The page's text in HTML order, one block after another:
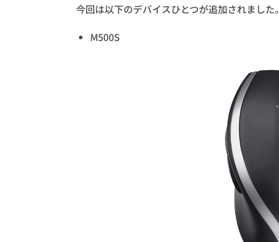
今回は以下のデバイスひとつが追加されました。
M500S